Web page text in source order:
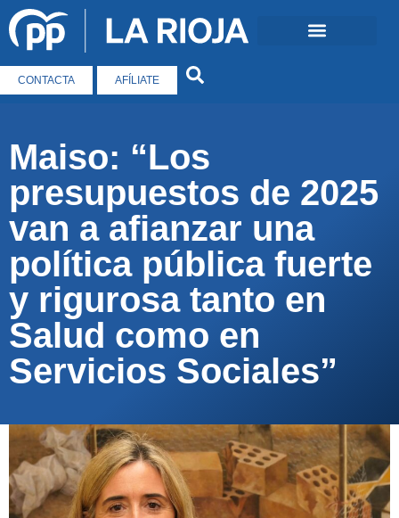
CONTACTA AFÍLIATE
Maiso: “Los
presupuestos de 2025
van a afianzar una
política pública fuerte
y rigurosa tanto en
Salud como en
Servicios Sociales”